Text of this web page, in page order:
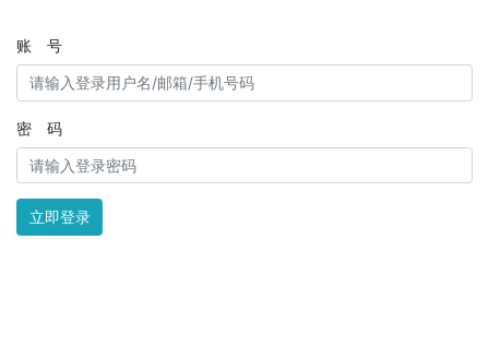
账 号
密 码
立即登录